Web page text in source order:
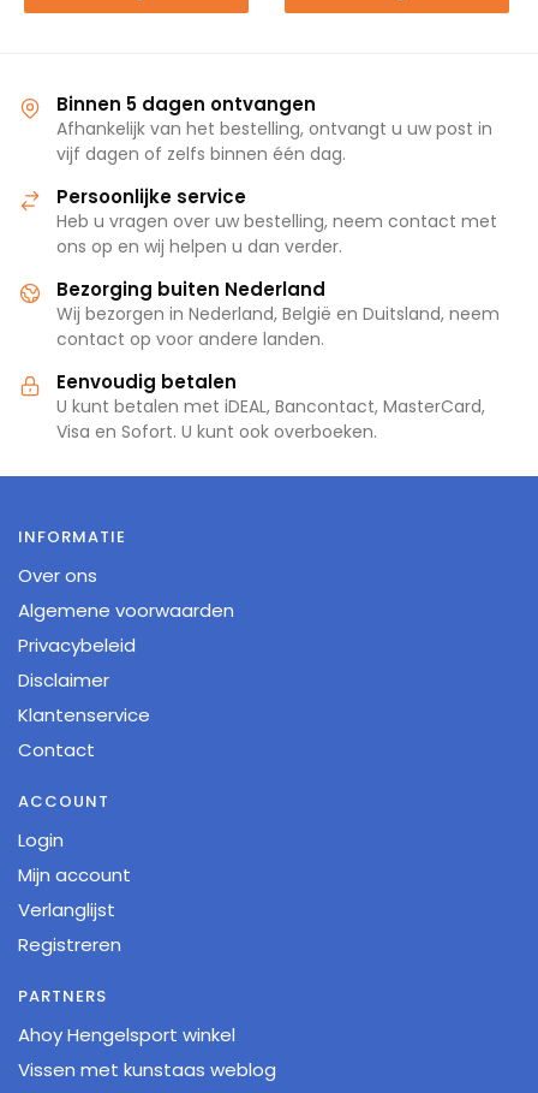
Binnen 5 dagen ontvangen
Afhankelijk van het bestelling, ontvangt u uw post in
vijf dagen of zelfs binnen één dag.
Persoonlijke service
Heb u vragen over uw bestelling, neem contact met
ons op en wij helpen u dan verder.
Bezorging buiten Nederland
Wij bezorgen in Nederland, België en Duitsland, neem
contact op voor andere landen.
Eenvoudig betalen
U kunt betalen met iDEAL, Bancontact, MasterCard,
Visa en Sofort. U kunt ook overboeken.
INFORMATIE
Over ons
Algemene voorwaarden
Privacybeleid
Disclaimer
Klantenservice
Contact
ACCOUNT
Login
Mijn account
Verlanglijst
Registreren
PARTNERS
Ahoy Hengelsport winkel
Vissen met kunstaas weblog